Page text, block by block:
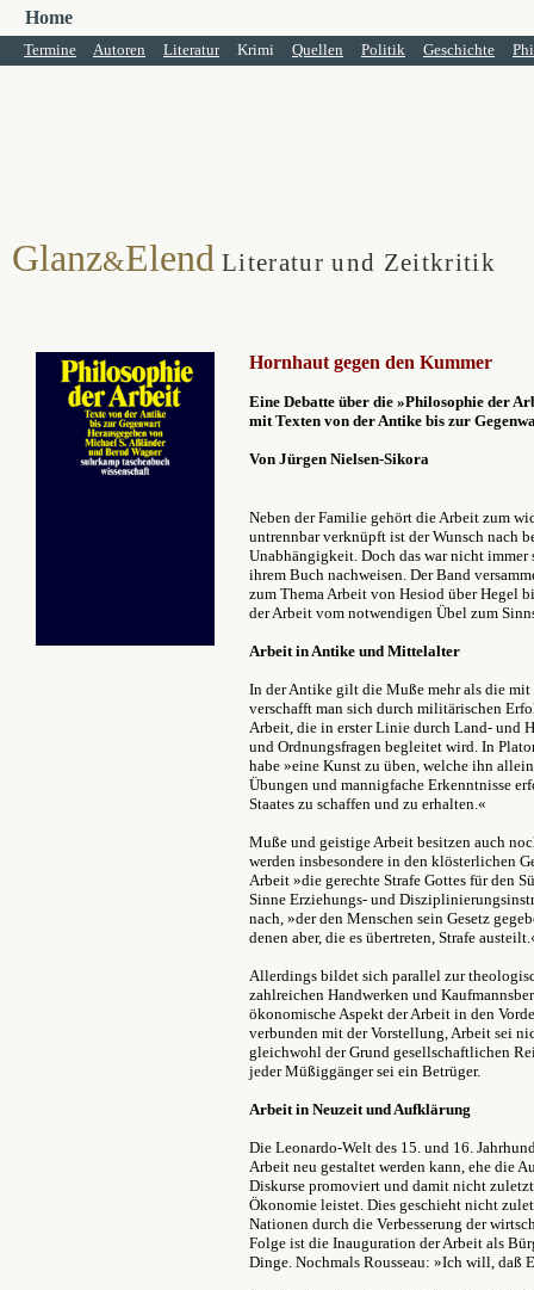
Home
Termine Autoren Literatur Krimi Quellen Politik Geschichte
Glanz&Elend Literatur und Zeitkritik
Hornhaut gegen den Kummer
Eine Debatte über die »Philosophie der
mit Texten von der Antike bis zur
Von Jürgen Nielsen-Sikora
Neben der Familie gehört die Arbeit zum
untrennbar verknüpft ist der Wunsch nach
Unabhängigkeit. Doch das war nicht
ihrem Buch nachweisen. Der Band
zum Thema Arbeit von Hesiod über Hegel
der Arbeit vom notwendigen Übel zum
Arbeit in Antike und Mittelalter
In der Antike gilt die Muße mehr als die mit
verschafft man sich durch militärischen
Arbeit, die in erster Linie durch Land- und
und Ordnungsfragen begleitet wird. In
habe »eine Kunst zu üben, welche ihn
Übungen und mannigfache Erkenntnisse
Staates zu schaffen und zu erhalten.«
Muße und geistige Arbeit besitzen auch
werden insbesondere in den klösterlichen
Arbeit »die gerechte Strafe Gottes für den
Sinne Erziehungs- und
nach, »der den Menschen sein Gesetz
denen aber, die es übertreten, Strafe
Allerdings bildet sich parallel zur
zahlreichen Handwerken und
ökonomische Aspekt der Arbeit in den
verbunden mit der Vorstellung, Arbeit sei
gleichwohl der Grund gesellschaftlichen
jeder Müßiggänger sei ein Betrüger.
Arbeit in Neuzeit und Aufklärung
Die Leonardo-Welt des 15. und 16.
Arbeit neu gestaltet werden kann, ehe die
Diskurse promoviert und damit nicht
Ökonomie leistet. Dies geschieht nicht
Nationen durch die Verbesserung der
Folge ist die Inauguration der Arbeit als
Dinge. Nochmals Rousseau: »Ich will, daß